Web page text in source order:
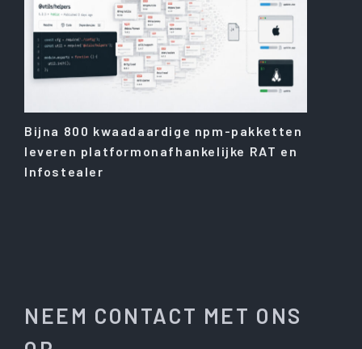
Bijna 800 kwaadaardige npm-pakketten
leveren platformonafhankelijke RAT en
Infostealer
NEEM CONTACT MET ONS